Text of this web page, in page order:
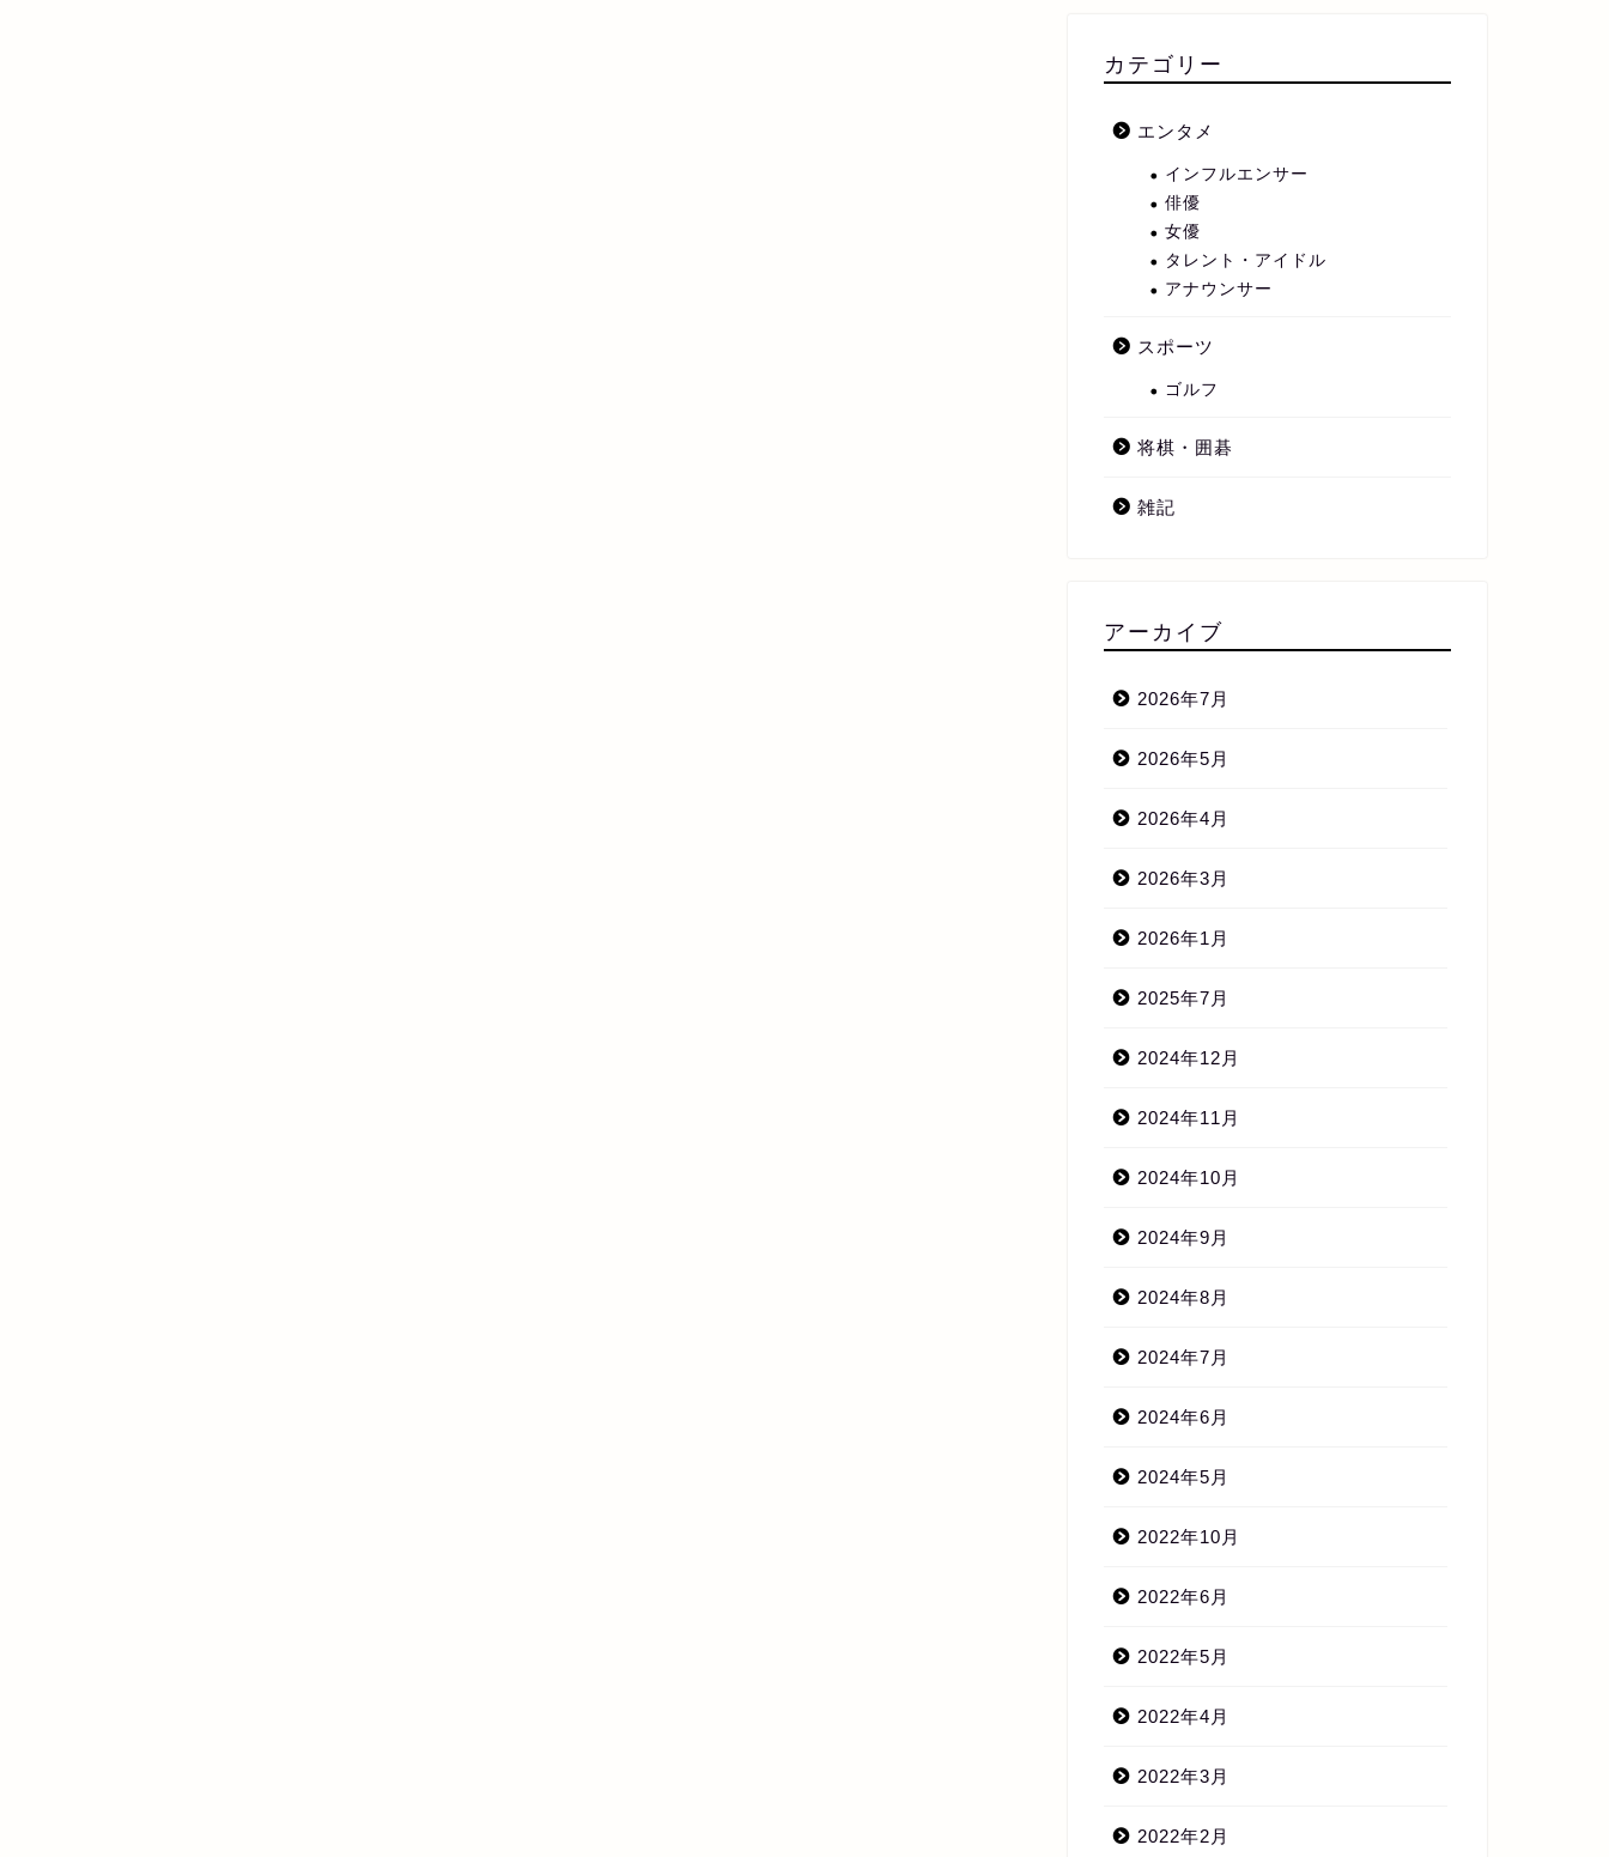
カテゴリー
エンタメ
インフルエンサー
俳優
女優
タレント・アイドル
アナウンサー
スポーツ
ゴルフ
将棋・囲碁
雑記
アーカイブ
2026年7月
2026年5月
2026年4月
2026年3月
2026年1月
2025年7月
2024年12月
2024年11月
2024年10月
2024年9月
2024年8月
2024年7月
2024年6月
2024年5月
2022年10月
2022年6月
2022年5月
2022年4月
2022年3月
2022年2月